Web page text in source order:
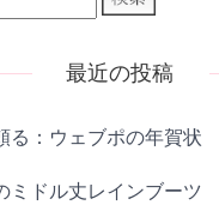
最近の投稿
る：ウェブポの年賀状
ミドル丈レインブーツ